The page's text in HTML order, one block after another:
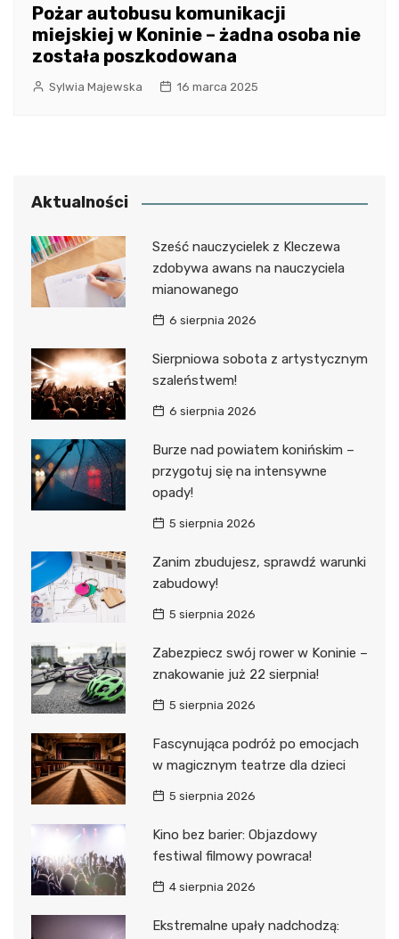
Pożar autobusu komunikacji
miejskiej w Koninie – żadna osoba nie
została poszkodowana
Sylwia Majewska 16 marca 2025
Aktualności
Sześć nauczycielek z Kleczewa
zdobywa awans na nauczyciela
mianowanego
6 sierpnia 2026
Sierpniowa sobota z artystycznym
szaleństwem!
6 sierpnia 2026
Burze nad powiatem konińskim –
przygotuj się na intensywne
opady!
5 sierpnia 2026
Zanim zbudujesz, sprawdź warunki
zabudowy!
5 sierpnia 2026
Zabezpiecz swój rower w Koninie –
znakowanie już 22 sierpnia!
5 sierpnia 2026
Fascynująca podróż po emocjach
w magicznym teatrze dla dzieci
5 sierpnia 2026
Kino bez barier: Objazdowy
festiwal filmowy powraca!
4 sierpnia 2026
Ekstremalne upały nadchodzą: